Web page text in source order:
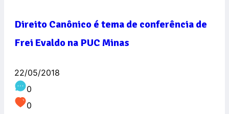
Direito Canônico é tema de conferência de
Frei Evaldo na PUC Minas
22/05/2018
0
0